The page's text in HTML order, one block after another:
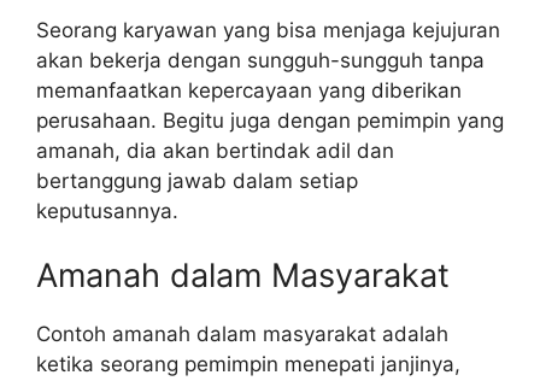
Seorang karyawan yang bisa menjaga kejujuran
akan bekerja dengan sungguh-sungguh tanpa
memanfaatkan kepercayaan yang diberikan
perusahaan. Begitu juga dengan pemimpin yang
amanah, dia akan bertindak adil dan
bertanggung jawab dalam setiap
keputusannya.
Amanah dalam Masyarakat
Contoh amanah dalam masyarakat adalah
ketika seorang pemimpin menepati janjinya,